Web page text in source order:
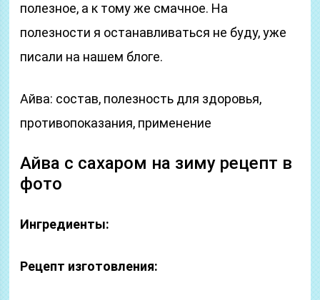
полезное, а к тому же смачное. На
полезности я останавливаться не буду, уже
писали на нашем блоге.
Айва: состав, полезность для здоровья,
противопоказания, применение
Айва с сахаром на зиму рецепт в
фото
Ингредиенты:
Рецепт изготовления: